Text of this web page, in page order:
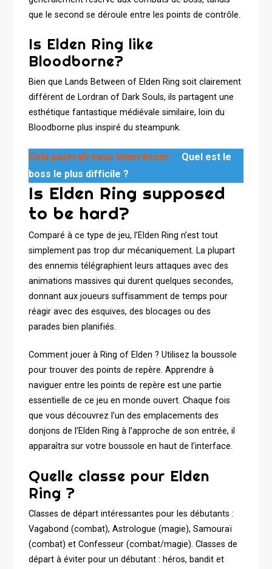
que le second se déroule entre les points de contrôle.
Is Elden Ring like
Bloodborne?
Bien que Lands Between of Elden Ring soit clairement
différent de Lordran of Dark Souls, ils partagent une
esthétique fantastique médiévale similaire, loin du
Bloodborne plus inspiré du steampunk.
Cela pourrait vous interrésser :
Quel est le
boss le plus difficile ?
Is Elden Ring supposed
to be hard?
Comparé à ce type de jeu, l’Elden Ring n’est tout
simplement pas trop dur mécaniquement. La plupart
des ennemis télégraphient leurs attaques avec des
animations massives qui durent quelques secondes,
donnant aux joueurs suffisamment de temps pour
réagir avec des esquives, des blocages ou des
parades bien planifiés.
Comment jouer à Ring of Elden ? Utilisez la boussole
pour trouver des points de repère. Apprendre à
naviguer entre les points de repère est une partie
essentielle de ce jeu en monde ouvert. Chaque fois
que vous découvrez l’un des emplacements des
donjons de l’Elden Ring à l’approche de son entrée, il
apparaîtra sur votre boussole en haut de l’interface.
Quelle classe pour Elden
Ring ?
Classes de départ intéressantes pour les débutants :
Vagabond (combat), Astrologue (magie), Samouraï
(combat) et Confesseur (combat/magie). Classes de
départ à éviter pour un débutant : héros, bandit et